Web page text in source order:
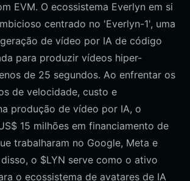
EVM. O ecossistema Everlyn em si
centrado no 'Everlyn-1', uma
de vídeo por IA de código
para produzir vídeos hiper-
de 25 segundos. Ao enfrentar os
de velocidade, custo e
produção de vídeo por IA, o
15 milhões em financiamento de
trabalharam no Google, Meta e
o $LYN serve como o ativo
o ecossistema de avatares de IA